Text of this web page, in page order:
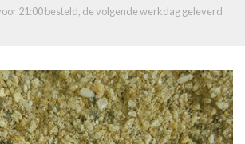
21:00 besteld, de volgende werkdag geleverd